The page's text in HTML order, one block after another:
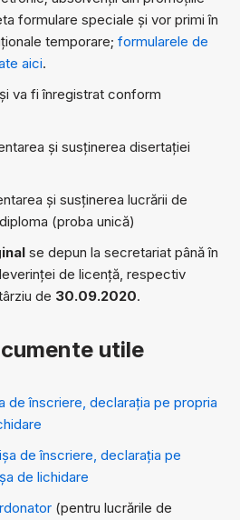
formulare speciale și vor primi în
temporare; formularele de
aici.
va fi înregistrat conform
și susținerea disertației
și susținerea lucrării de
(proba unică)
se depun la secretariat până în
de licență, respectiv
de 30.09.2020.
utile
de înscriere, declarația pe propria
de înscriere, declarația pe
de lichidare
(pentru lucrările de